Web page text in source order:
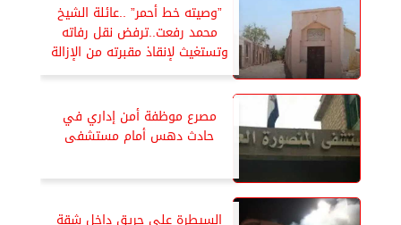
”وصيته خط أحمر” ..عائلة الشيخ
محمد رفعت..ترفض نقل رفاته
وتستغيث لإنقاذ مقبرته من الإزالة
مصرع موظفة أمن إداري في
حادث دهس أمام مستشفى
السيطرة على حريق داخل شقة